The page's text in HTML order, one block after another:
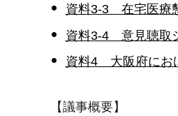
資料3-3 在宅医療
資料3-4 意見聴取
資料4 大阪府にお
【議事概要】